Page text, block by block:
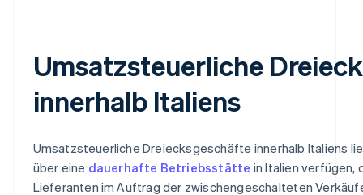
Umsatzsteuerliche
innerhalb Italiens
Umsatzsteuerliche Dreiecksgeschäfte innerhalb Italiens
über eine dauerhafte Betriebsstätte in Italien verfügen,
Lieferanten im Auftrag der zwischengeschalteten